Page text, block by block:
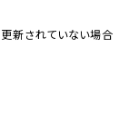
新されていない場合